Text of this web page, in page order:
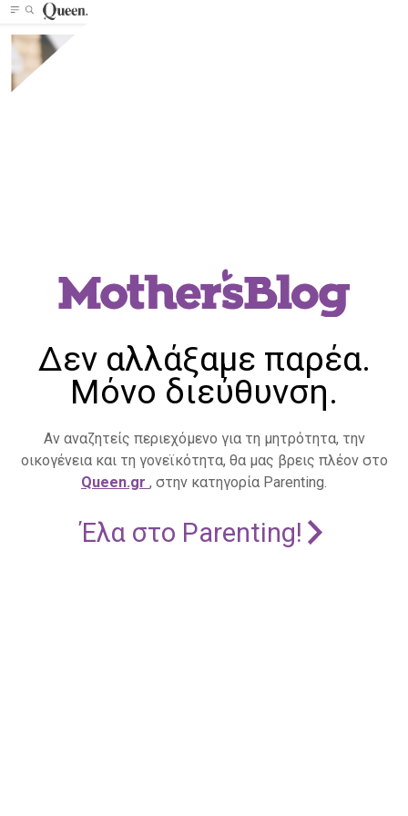
Δεν αλλάξαμε παρέα.
Μόνο διεύθυνση.
Αν αναζητείς περιεχόμενο για τη μητρότητα, την
οικογένεια και τη γονεϊκότητα, θα μας βρεις πλέον στο
Queen.gr , στην κατηγορία Parenting.
Έλα στο Parenting!